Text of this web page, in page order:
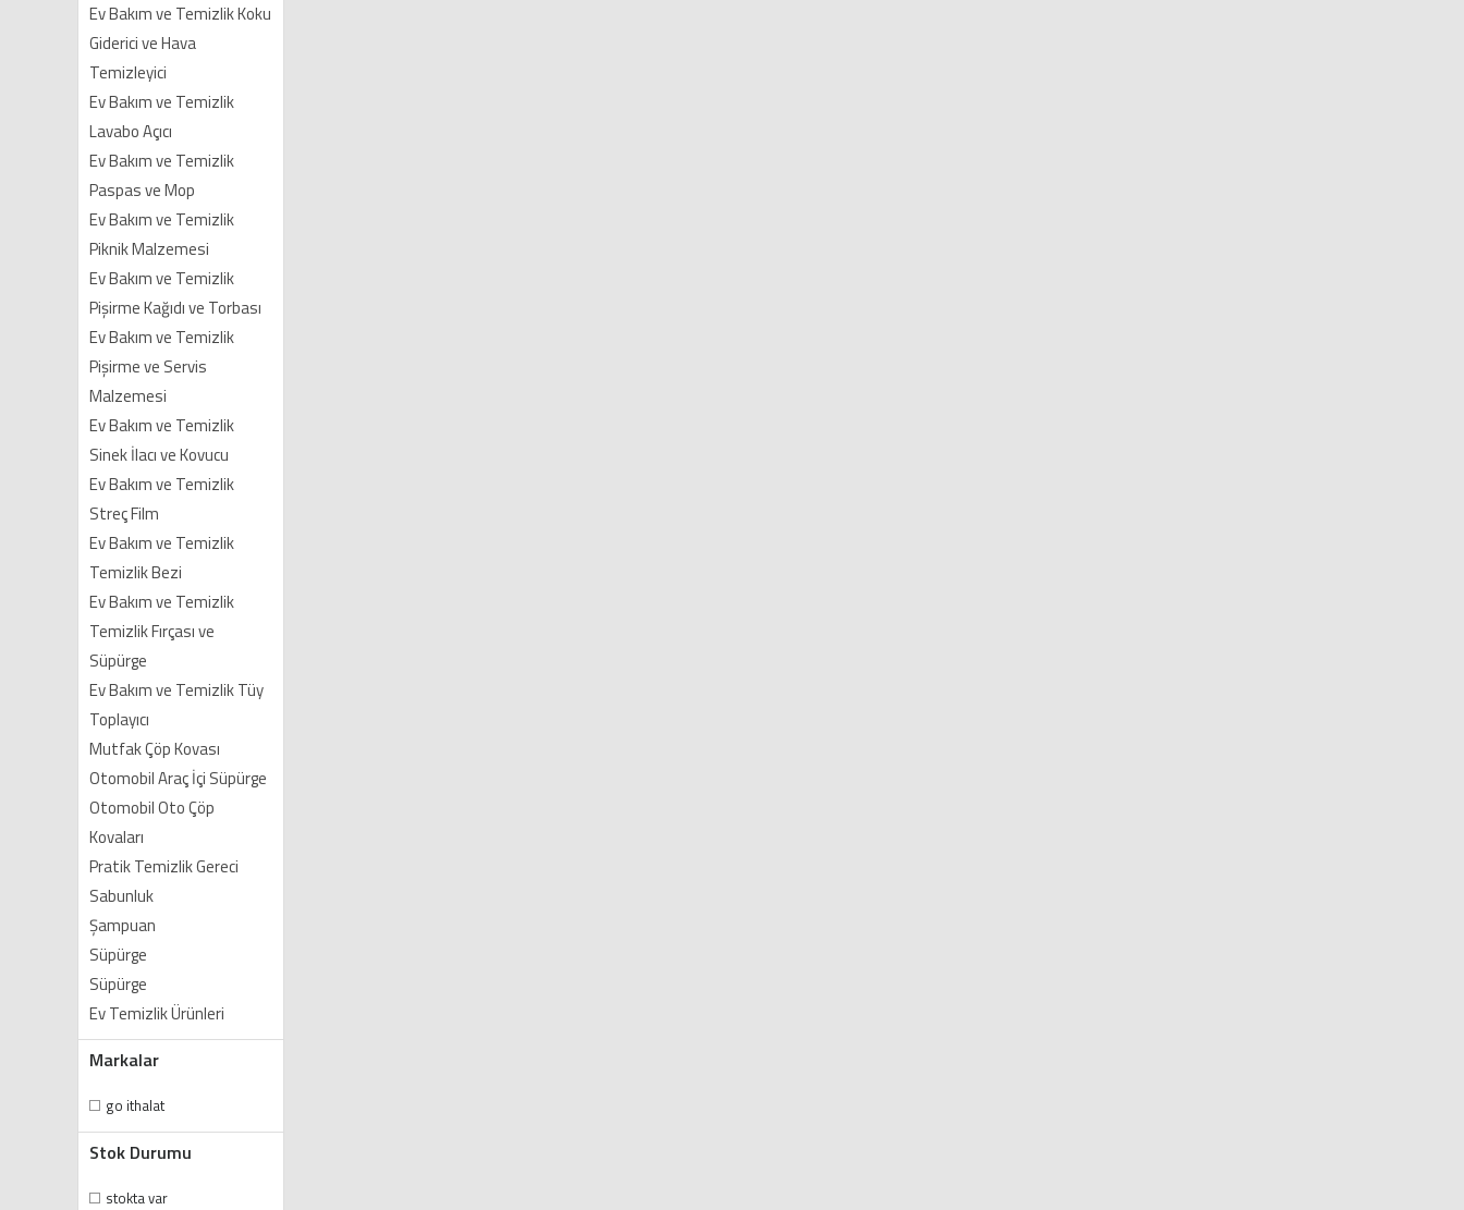
Ev Bakım ve Temizlik Koku
Giderici ve Hava
Temizleyici
Ev Bakım ve Temizlik
Lavabo Açıcı
Ev Bakım ve Temizlik
Paspas ve Mop
Ev Bakım ve Temizlik
Piknik Malzemesi
Ev Bakım ve Temizlik
Pişirme Kağıdı ve Torbası
Ev Bakım ve Temizlik
Pişirme ve Servis
Malzemesi
Ev Bakım ve Temizlik
Sinek İlacı ve Kovucu
Ev Bakım ve Temizlik
Streç Film
Ev Bakım ve Temizlik
Temizlik Bezi
Ev Bakım ve Temizlik
Temizlik Fırçası ve
Süpürge
Ev Bakım ve Temizlik Tüy
Toplayıcı
Mutfak Çöp Kovası
Otomobil Araç İçi Süpürge
Otomobil Oto Çöp
Kovaları
Pratik Temizlik Gereci
Sabunluk
Şampuan
Süpürge
Süpürge
Ev Temizlik Ürünleri
Markalar
go ithalat
Stok Durumu
stokta var